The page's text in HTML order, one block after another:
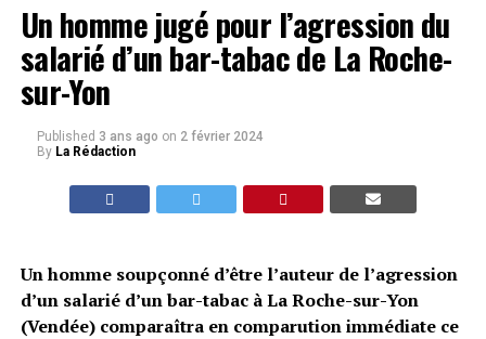
Un homme jugé pour l’agression du
salarié d’un bar-tabac de La Roche-
sur-Yon
Published 3 ans ago on 2 février 2024
By La Rédaction
Un homme soupçonné d’être l’auteur de l’agression
d’un salarié d’un bar-tabac à La Roche-sur-Yon
(Vendée) comparaîtra en comparution immédiate ce